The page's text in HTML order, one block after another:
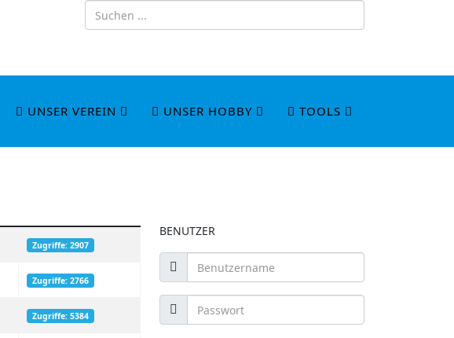
UNSER VEREIN UNSER HOBBY TOOLS
Zugriffe: 2907
Zugriffe: 2766
Zugriffe: 5384
BENUTZER